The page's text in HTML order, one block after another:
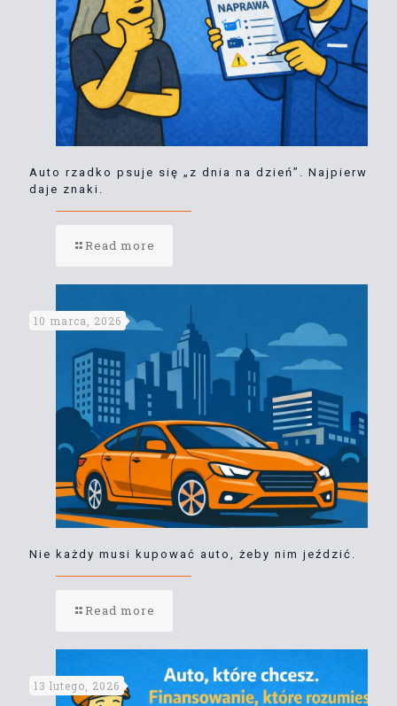
Auto rzadko psuje się „z dnia na dzień”. Najpierw
daje znaki.
Read more
10 marca, 2026
Nie każdy musi kupować auto, żeby nim jeździć.
Read more
13 lutego, 2026